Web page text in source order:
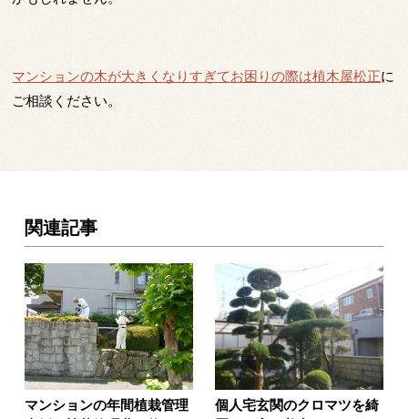
マンションの木が大きくなりすぎてお困りの際は植木屋松正に
ご相談ください。
関連記事
マンションの年間植栽管理
個人宅玄関のクロマツを綺